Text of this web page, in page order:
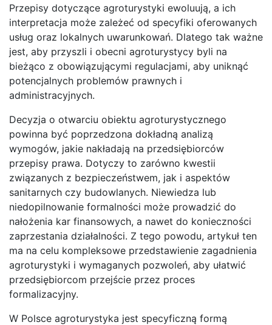
Przepisy dotyczące agroturystyki ewoluują, a ich
interpretacja może zależeć od specyfiki oferowanych
usług oraz lokalnych uwarunkowań. Dlatego tak ważne
jest, aby przyszli i obecni agroturystycy byli na
bieżąco z obowiązującymi regulacjami, aby uniknąć
potencjalnych problemów prawnych i
administracyjnych.
Decyzja o otwarciu obiektu agroturystycznego
powinna być poprzedzona dokładną analizą
wymogów, jakie nakładają na przedsiębiorców
przepisy prawa. Dotyczy to zarówno kwestii
związanych z bezpieczeństwem, jak i aspektów
sanitarnych czy budowlanych. Niewiedza lub
niedopilnowanie formalności może prowadzić do
nałożenia kar finansowych, a nawet do konieczności
zaprzestania działalności. Z tego powodu, artykuł ten
ma na celu kompleksowe przedstawienie zagadnienia
agroturystyki i wymaganych pozwoleń, aby ułatwić
przedsiębiorcom przejście przez proces
formalizacyjny.
W Polsce agroturystyka jest specyficzną formą